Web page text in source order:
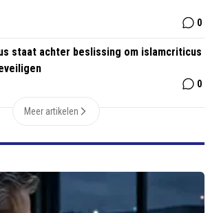
0
staat achter beslissing om islamcriticus
0
Meer artikelen